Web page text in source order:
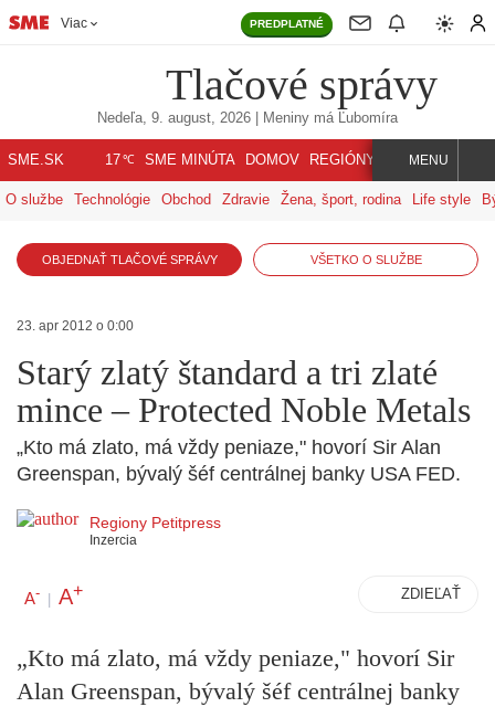
Viac PREDPLATNÉ
Tlačové správy
Nedeľa, 9. august, 2026 | Meniny má Ľubomíra
SME.SK 17℃ SME MINÚTA DOMOV REGIÓNY INDEX SVET
MENU
O službe Technológie Obchod Zdravie Žena, šport, rodina Life style
OBJEDNAŤ TLAČOVÉ SPRÁVY VŠETKO O SLUŽBE
23. apr 2012 o 0:00
Starý zlatý štandard a tri zlaté
mince – Protected Noble Metals
„Kto má zlato, má vždy peniaze," hovorí Sir Alan
Greenspan, bývalý šéf centrálnej banky USA FED.
Regiony Petitpress
Inzercia
A- | A+ ZDIEĽAŤ
„Kto má zlato, má vždy peniaze," hovorí Sir
Alan Greenspan, bývalý šéf centrálnej banky